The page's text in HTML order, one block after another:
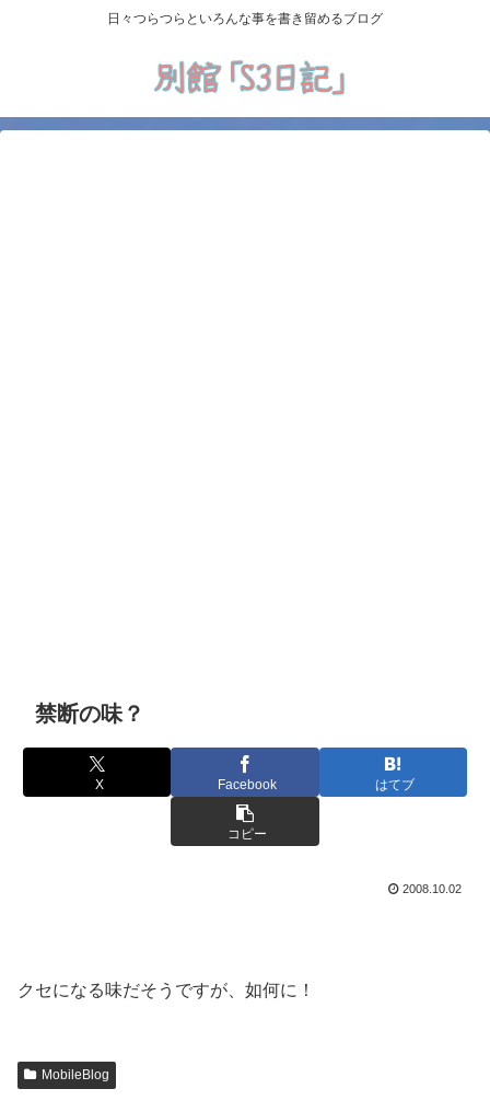
日々つらつらといろんな事を書き留めるブログ
禁断の味？
X Facebook はてブ
コピー
2008.10.02
クセになる味だそうですが、如何に！
MobileBlog